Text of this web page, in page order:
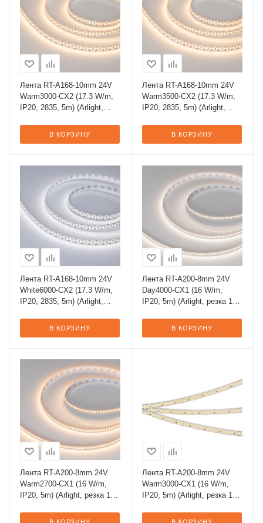
Лента RT-A168-10mm 24V
Warm3000-CX2 (17.3 W/m,
IP20, 2835, 5m) (Arlight,
В КОРЗИНУ
Лента RT-A168-10mm 24V
Warm3500-CX2 (17.3 W/m,
IP20, 2835, 5m) (Arlight,
В КОРЗИНУ
Лента RT-A168-10mm 24V
White6000-CX2 (17.3 W/m,
IP20, 2835, 5m) (Arlight,
В КОРЗИНУ
Лента RT-A200-8mm 24V
Day4000-CX1 (16 W/m,
IP20, 5m) (Arlight, резка 1
В КОРЗИНУ
Лента RT-A200-8mm 24V
Warm2700-CX1 (16 W/m,
IP20, 5m) (Arlight, резка 1
Лента RT-A200-8mm 24V
Warm3000-CX1 (16 W/m,
IP20, 5m) (Arlight, резка 1